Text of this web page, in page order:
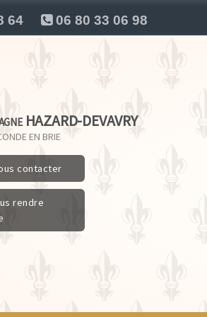
64 06 80 33 06 98
HAZARD-DEVAVRY
EN BRIE
contacter
rendre